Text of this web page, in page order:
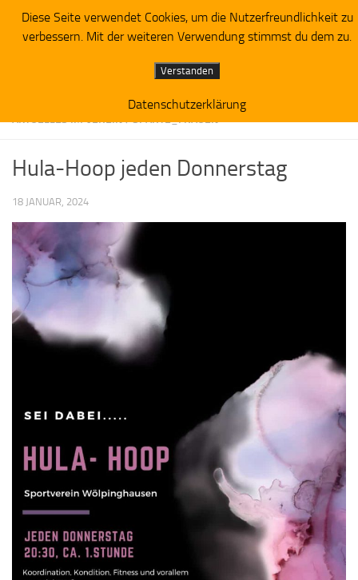
Zum Inhalt springen
AKTUELLES IM VEREIN/SPARTE_FRAUEN
Hula-Hoop jeden Donnerstag
18 JANUAR, 2024
Diese Seite verwendet Cookies, um die Nutzerfreundlichkeit zu
verbessern. Mit der weiteren Verwendung stimmst du dem zu.
Verstanden
Datenschutzerklärung